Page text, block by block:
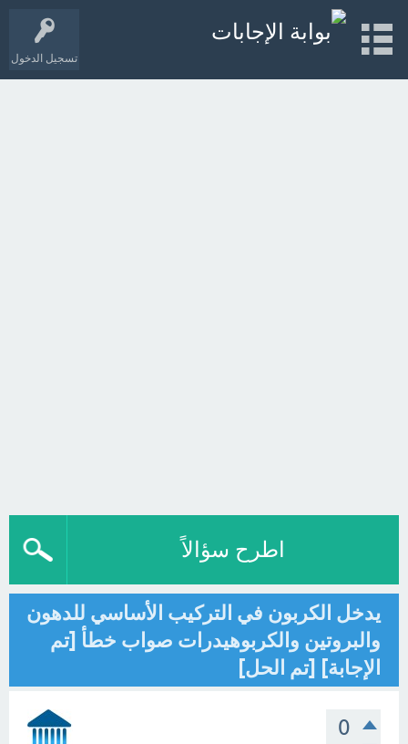
تسجيل الدخول
اطرح سؤالاً
يدخل الكربون في التركيب الأساسي للدهون
والبروتين والكربوهيدرات صواب خطأ [تم
الإجابة] [تم الحل]
0